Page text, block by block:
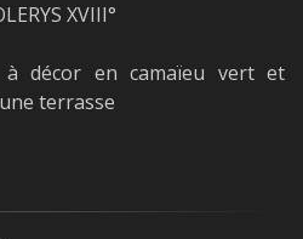
XVIII°
à décor en camaïeu vert et
terrasse